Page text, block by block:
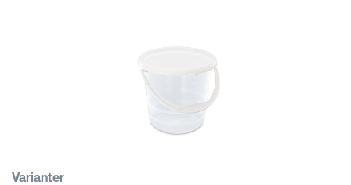
Varianter